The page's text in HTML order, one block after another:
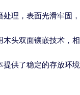
理，表面光滑牢固
木头双面镶嵌技术，
供了稳定的存放环境